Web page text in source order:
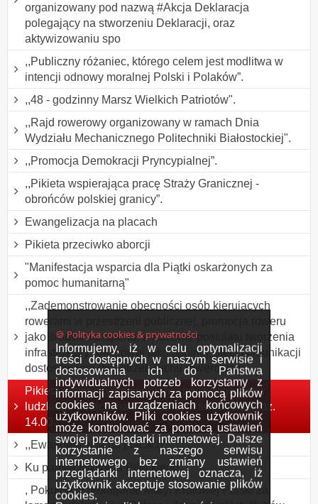
🍪 Polityka cookies & prywatności
Informujemy, iż w celu optymalizacji
treści dostępnych w naszym serwisie i
dostosowania ich do Państwa
indywidualnych potrzeb korzystamy z
informacji zapisanych za pomocą plików
cookies na urządzeniach końcowych
użytkowników. Pliki cookies użytkownik
może kontrolować za pomocą ustawień
swojej przeglądarki internetowej. Dalsze
korzystanie z naszego serwisu
internetowego bez zmiany ustawień
przeglądarki internetowej oznacza, iż
użytkownik akceptuje stosowanie plików
cookies.
organizowany pod nazwą #Akcja Deklaracja
polegający na stworzeniu Deklaracji, oraz
aktywizowaniu spo
,,Publiczny różaniec, którego celem jest modlitwa w
intencji odnowy moralnej Polski i Polaków”.
,,48 - godzinny Marsz Wielkich Patriotów".
,,Rajd rowerowy organizowany w ramach Dnia
Wydziału Mechanicznego Politechniki Białostockiej".
,,Promocja Demokracji Pryncypialnej”.
,,Pikieta wspierająca pracę Straży Granicznej -
obrońców polskiej granicy”.
Ewangelizacja na placach
Pikieta przeciwko aborcji
"Manifestacja wsparcia dla Piątki oskarżonych za
pomoc humanitarną"
,,Zademonstrowanie obecności osób kierujących
rowerami w przestrzeni publicznej, promocja roweru
jako środka transportu, wyrażenie postulatu tworzenia
infrastruktury rowerowej jako spójnej, sieci komunikacji
dostosowanej do potrzeb ruchu rowerowego
Pikieta informacyjna w obronie poczętego życia
ludzkiego połączona z Różańcem św. około godz.
14.00.
,,Ewangelizacja na placach”.
Ku pamięci Witolda Pileckiego.
, Pokutne przebłaganie Maryi Królowej Polski za